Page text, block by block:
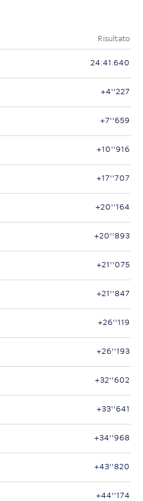
Risultato
24:41.640
+4''227
+7''659
+10''916
+17''707
+20''164
+20''893
+21''075
+21''847
+26''119
+26''193
+32''602
+33''641
+34''968
+43''820
+44''174